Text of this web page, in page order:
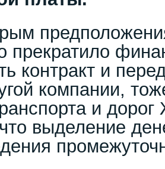
прекратило
контракт и
компании,
и
выделение